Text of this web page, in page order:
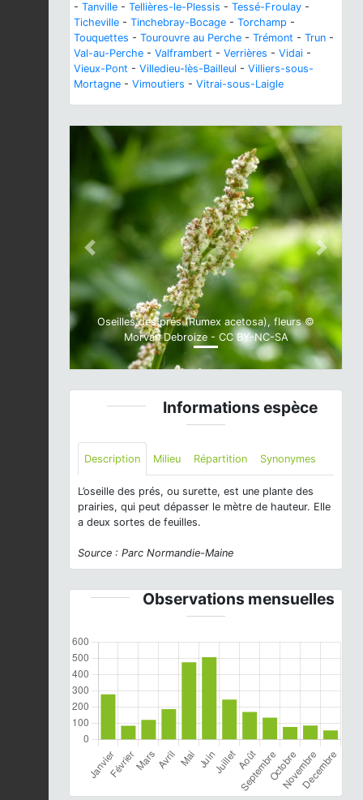
- Tanville - Tellières-le-Plessis - Tessé-Froulay -
Ticheville - Tinchebray-Bocage - Torchamp -
Touquettes - Tourouvre au Perche - Trémont - Trun -
Val-au-Perche - Valframbert - Verrières - Vidai -
Vieux-Pont - Villedieu-lès-Bailleul - Villiers-sous-
Mortagne - Vimoutiers - Vitrai-sous-Laigle
Oseilles des prés (Rumex acetosa), fleurs ©
Morvan Debroize - CC BY-NC-SA
Previous Next
Informations espèce
Description Milieu Répartition Synonymes
L’oseille des prés, ou surette, est une plante des
prairies, qui peut dépasser le mètre de hauteur. Elle
a deux sortes de feuilles.
Source : Parc Normandie-Maine
Observations mensuelles